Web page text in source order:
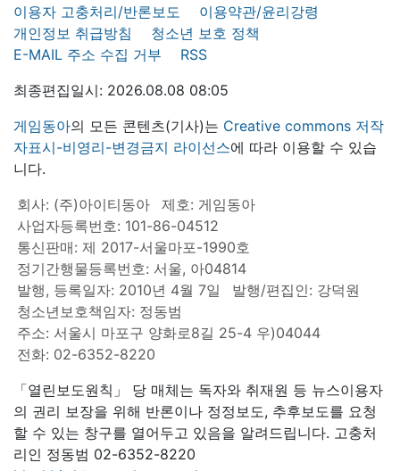
이용자 고충처리/반론보도
이용약관/윤리강령
개인정보 취급방침
청소년 보호 정책
E-MAIL 주소 수집 거부
RSS
최종편집일시: 2026.08.08 08:05
게임동아의 모든 콘텐츠(기사)는 Creative commons 저작
자표시-비영리-변경금지 라이선스에 따라 이용할 수 있습
니다.
회사: (주)아이티동아
제호: 게임동아
사업자등록번호: 101-86-04512
통신판매: 제 2017-서울마포-1990호
정기간행물등록번호: 서울, 아04814
발행, 등록일자: 2010년 4월 7일
발행/편집인: 강덕원
청소년보호책임자: 정동범
주소: 서울시 마포구 양화로8길 25-4 우)04044
전화: 02-6352-8220
「열린보도원칙」 당 매체는 독자와 취재원 등 뉴스이용자
의 권리 보장을 위해 반론이나 정정보도, 추후보도를 요청
할 수 있는 창구를 열어두고 있음을 알려드립니다. 고충처
리인 정동범 02-6352-8220